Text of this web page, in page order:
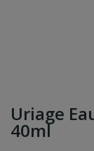
Uriage
40ml